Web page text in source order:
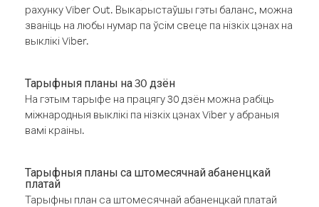
рахунку Viber Out. Выкарыстаўшы гэты баланс, можна
званіць на любы нумар па ўсім свеце па нізкіх цэнах на
выклікі Viber.
Тарыфныя планы на 30 дзён
На гэтым тарыфе на працягу 30 дзён можна рабіць
міжнародныя выклікі па нізкіх цэнах Viber у абраныя
вамі краіны.
Тарыфныя планы са штомесячнай абаненцкай
платай
Тарыфны план са штомесячнай абаненцкай платай